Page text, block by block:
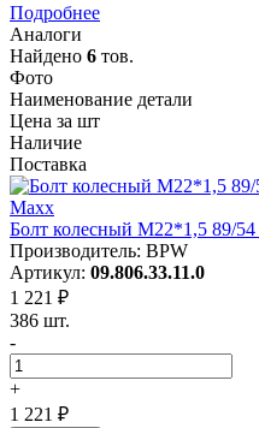
Подробнее
Аналоги
Найдено 6 тов.
Фото
Наименование детали
Цена за шт
Наличие
Поставка
Болт колесный M22*1,5 89/
Производитель: BPW
Артикул: 09.806.33.11.0
1 221 ₽
386 шт.
-
+
1 221 ₽